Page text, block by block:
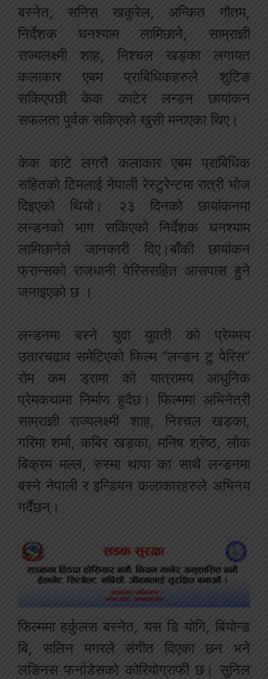
बस्नेत, सनिस खकुरेल, अन्कित गौतम,
निर्देशक घनश्याम लामिछाने, साम्राज्ञी
राज्यलक्ष्मी शाह, निश्चल खड्का लगायत
कलाकार एबम प्राबिधिकहरुले शुटिङ
सकिएपछी केक काटेर लन्डन छायांकन
सफलता पुर्वक सकिएको खुसी मनाएका थिए।
केक काटे लगत्तै कलाकार एबम प्राबिधिक
सहितको टिमलाई नेपाली रेस्टुरेन्टमा रात्री भोज
दिइएको थियो। २३ दिनको छायांकनमा
लन्डनको भाग सकिएको निर्देशक घनश्याम
लामिछानेले जानकारी दिए।बाँकी छायांकन
फ्रान्सको राजधानी पेरिससहित आसपास हुने
जनाइएको छ ।
लन्डनमा बस्ने युवा युवती को प्रेममय
उतारचढाव समेटिएको फिल्म “लन्डन टु पेरिस”
रोम कम ड्रामा को यात्रामय आधुनिक
प्रेमकथामा निर्माण हुदैछ। फिल्ममा अभिनेत्री
साम्राज्ञी राज्यलक्ष्मी शाह, निश्चल खड्का,
गरिमा शर्मा, कबिर खड्का, मनिष श्रेष्ठ, लोक
बिक्रम मल्ल, रुस्मा थापा का साथै लन्डनमा
बस्ने नेपाली र इन्डियन कलाकारहरुले अभिनय
गर्दैछन्।
फिल्ममा हर्कुलस बस्नेत, यस डि योगि, बियोन्ड
बि, सलिन मगरले संगीत दिएका छन भने
लङिनस फर्नाडेसको कोरियोग्राफी छ। सुनिल